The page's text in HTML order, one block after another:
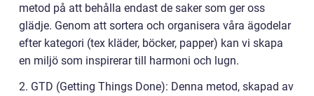
metod på att behålla endast de saker som ger oss
glädje. Genom att sortera och organisera våra ägodelar
efter kategori (tex kläder, böcker, papper) kan vi skapa
en miljö som inspirerar till harmoni och lugn.
2. GTD (Getting Things Done): Denna metod, skapad av